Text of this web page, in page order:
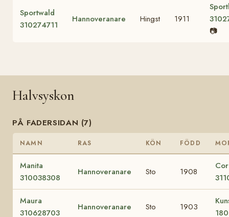
Sportwald
310274711
Hannoveranare Hingst 1911
📷
Halvsyskon
PÅ FADERSIDAN (7)
NAMN RAS KÖN FÖDD
Manita
310038308
Hannoveranare Sto 1908
Maura
310628703
Hannoveranare Sto 1903